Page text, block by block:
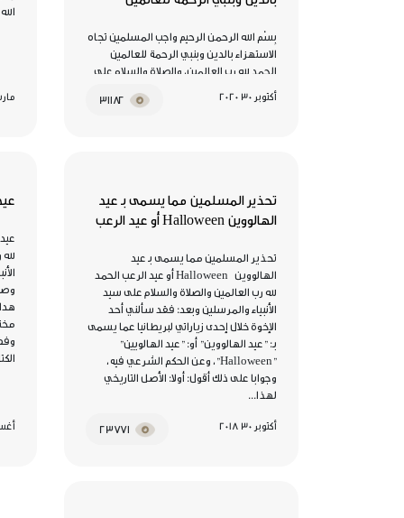
بِسْم الله الرحمن الرحيم واجب المسلمين تجاه
الاستهزاء بالدين وبنبي الرحمة للعالمين
الحمد لله رب العالمين، والصلاة والسلام على
نبينا نبيِّ الرحمة المبعوث إلى العالمين، أما بعد:
روى مسلم في صحيحه عَنْ تَمِيمٍ الدَّارِيِّ أَنَّ
أكتوبر 30 2020 مارس
تحذير المسلمين مما يسمى بـ عيد
الهالووين Halloween أو عيد الرعب
تحذير المسلمين مما يسمى بـ عيد
الهالووين Halloween أو عيد الرعب الحمد
لله رب العالمين والصلاة والسلام على سيد
الأنبياء والمرسلين وبعد: فقد سألني أحد
الإخوة خلال إحدى زياراتي لبريطانيا عما يسمى
بـ: "عيد الهالووين" أو: "عيد الهالويين"
"Halloween"، وعن الحكم الشرعي فيه،
وجوابا على ذلك أقول: أولا: الأصل التاريخي
لهذا...
أكتوبر 30 2018